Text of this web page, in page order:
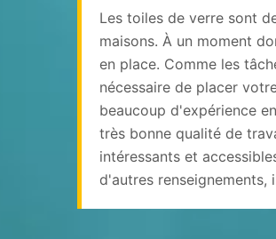
Les toiles de verre sont
maisons. À un moment
en place. Comme les
nécessaire de placer
beaucoup d'expérience
très bonne qualité de
intéressants et
d'autres